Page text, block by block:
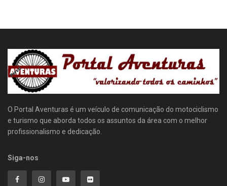
O Portal Aventuras é um veículo de comunicação do motociclismo
e turismo que aborda todos os assuntos da área com o melhor
profissionalismo e dedicação.
Siga-nos